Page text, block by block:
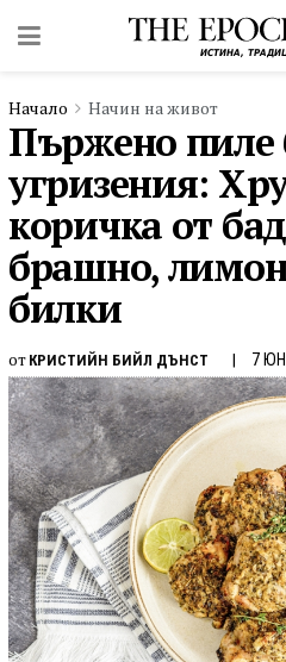
Начало Начин на живот
Пържено пиле
угризения:
коричка от
брашно,
билки
от КРИСТИЙН БИЙЛ ДЪНСТ 7